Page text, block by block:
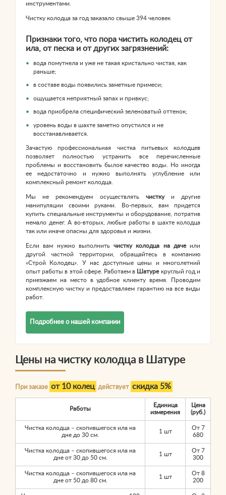
инструментами.
Чистку колодца за год заказало свыше 394 человек
Признаки того, что пора чистить колодец от
ила, от песка и от других загрязнений:
вода помутнела и уже не такая кристально чистая, как
раньше;
в составе воды появились заметные примеси;
ощущается неприятный запах и привкус;
вода приобрела специфический зеленоватый оттенок;
уровень воды в шахте заметно опустился и не
восстанавливается.
Зачастую профессиональная чистка питьевых колодцев
позволяет полностью устранить все перечисленные
проблемы и восстановить былое качество воды. Но иногда
ее недостаточно и нужно выполнять углубление или
комплексный ремонт колодца.
Мы не рекомендуем осуществлять чисткуи другие
манипуляции своими руками. Во-первых, вам придется
купить специальные инструменты и оборудование, потратив
немало денег. А во-вторых, любые работы в шахте колодца
так или иначе опасны для здоровья и жизни.
Если вам нужно выполнить чистку колодца на дачеили
другой частной территории, обращайтесь в компанию
«Строй Колодец». У нас доступные цены и многолетний
опыт работы в этой сфере. Работаем в Шатурекруглый год и
приезжаем на место в удобное клиенту время. Проводим
комплексную чистку и предоставляем гарантию на все виды
работ.
Подробнее о нашей компании
Цены на чистку колодца в Шатуре
При заказе от 10 колец действует скидка 5%
Работы
Единица
измерения
Цена
(руб.)
Чистка колодца – скопившегося ила на
дне до 30 см.
1 шт
От 7
680
Чистка колодца – скопившегося ила на
дне от 30 до 50 см.
1 шт
От 7
300
Чистка колодца – скопившегося ила на
дне от 50 до 80 см.
1 шт
От 8
200